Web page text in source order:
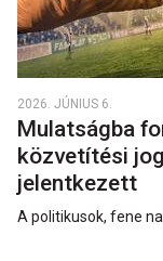
2026. JÚNIUS 6.
Mulatságba
közvetítési
jelentkezett
A politikusok, fene